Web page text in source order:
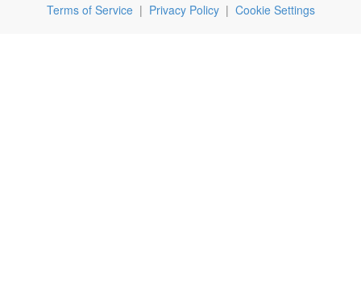
Terms of Service| Privacy Policy| Cookie Settings